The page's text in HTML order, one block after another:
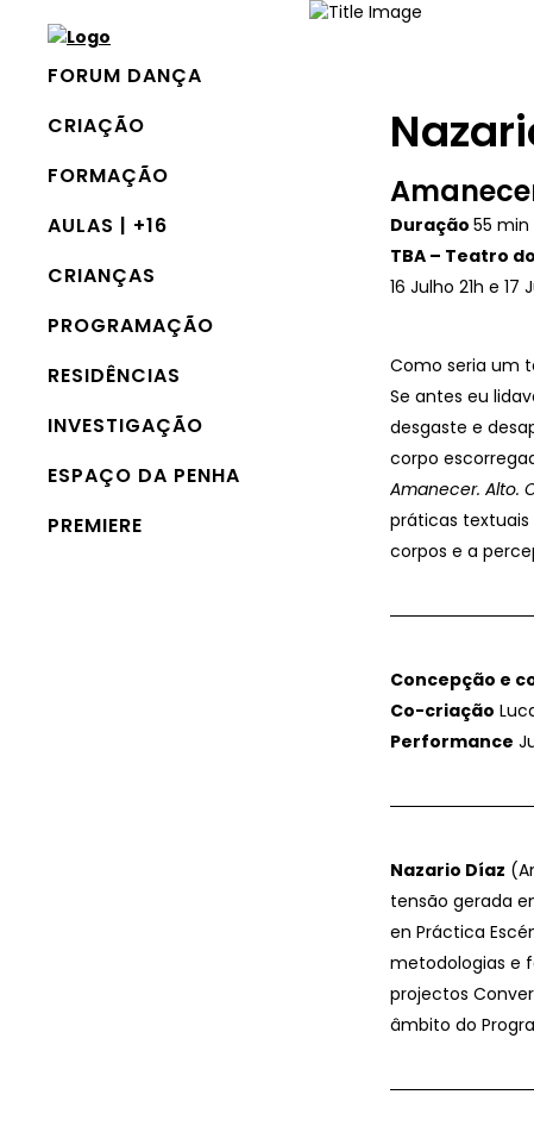
FORUM DANÇA
CRIAÇÃO
FORMAÇÃO
AULAS | +16
CRIANÇAS
PROGRAMAÇÃO
RESIDÊNCIAS
INVESTIGAÇÃO
ESPAÇO DA PENHA
PREMIERE
Duração 55
TBA – Teatro
16 Julho 21h e 17
Como seria um
Se antes eu
desgaste e
corpo
Amanecer. Alto.
práticas
corpos e a
Concepção e
Co-criação
Performance
Nazario Díaz
tensão gerada
en Práctica
metodologias e
projectos
âmbito do